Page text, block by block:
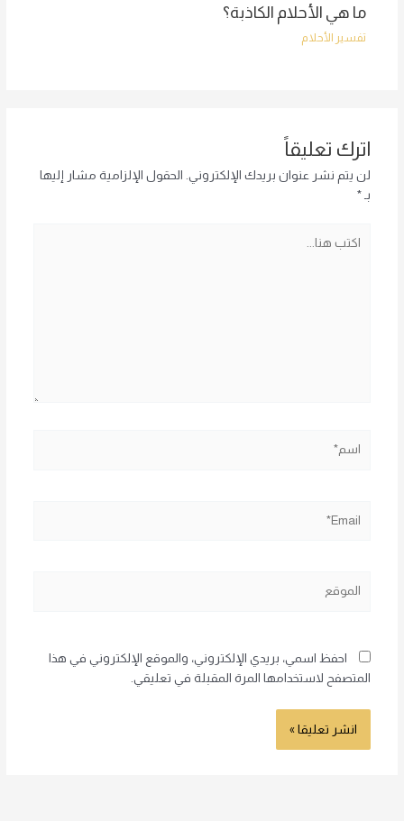
ما هي الأحلام الكاذبة؟
تفسير الأحلام
اترك تعليقاً
لن يتم نشر عنوان بريدك الإلكتروني. الحقول الإلزامية مشار إليها
بـ *
احفظ اسمي، بريدي الإلكتروني، والموقع الإلكتروني في هذا
المتصفح لاستخدامها المرة المقبلة في تعليقي.